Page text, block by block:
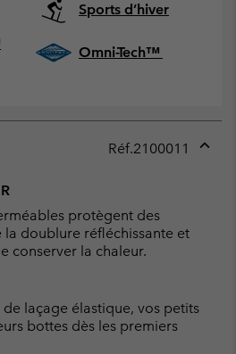
Sports d’hiver
Omni-Tech™
Réf.2100011
protègent des
doublure réfléchissante et
conserver la chaleur.
laçage élastique, vos petits
bottes dès les premiers